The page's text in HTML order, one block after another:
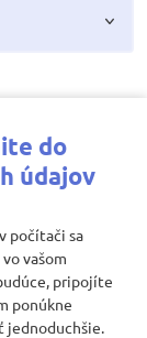
do
údajov
počítači sa
vašom
pripojíte
ponúkne
jednoduchšie.